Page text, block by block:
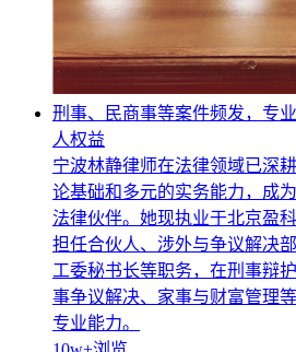
刑事、民商事等案件频发，专
人权益
宁波林静律师在法律领域已深
论基础和多元的实务能力，成
法律伙伴。她现执业于北京盈
担任合伙人、涉外与争议解决
工委秘书长等职务，在刑事辩
事争议解决、家事与财富管理
专业能力。